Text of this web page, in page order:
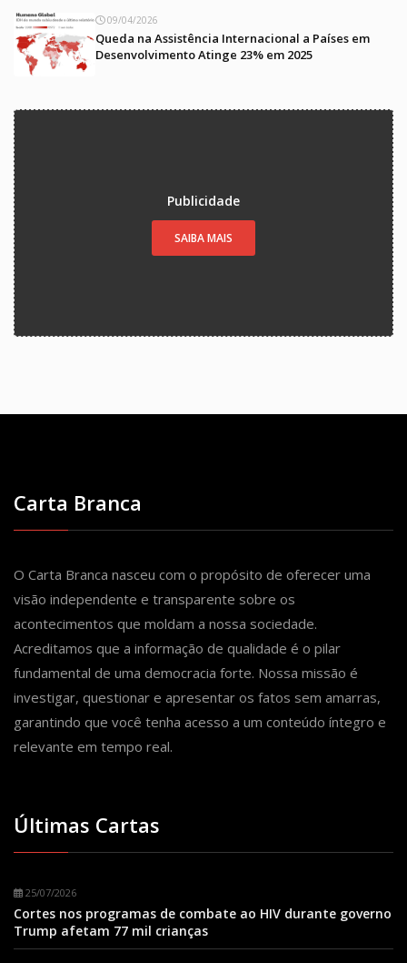
09/04/2026
Queda na Assistência Internacional a Países em
Desenvolvimento Atinge 23% em 2025
Publicidade
SAIBA MAIS
Carta Branca
O Carta Branca nasceu com o propósito de oferecer uma
visão independente e transparente sobre os
acontecimentos que moldam a nossa sociedade.
Acreditamos que a informação de qualidade é o pilar
fundamental de uma democracia forte. Nossa missão é
investigar, questionar e apresentar os fatos sem amarras,
garantindo que você tenha acesso a um conteúdo íntegro e
relevante em tempo real.
Últimas Cartas
25/07/2026
Cortes nos programas de combate ao HIV durante governo
Trump afetam 77 mil crianças